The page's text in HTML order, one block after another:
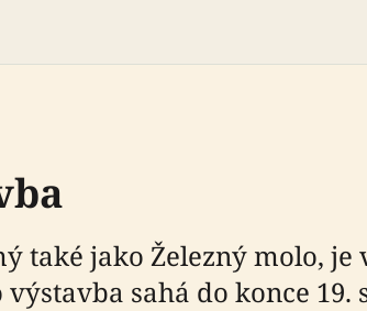
také jako Železný molo,
výstavba sahá do konce